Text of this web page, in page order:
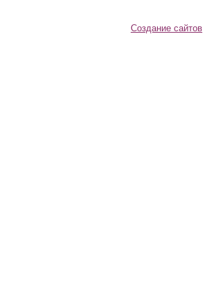
Создание сайтов